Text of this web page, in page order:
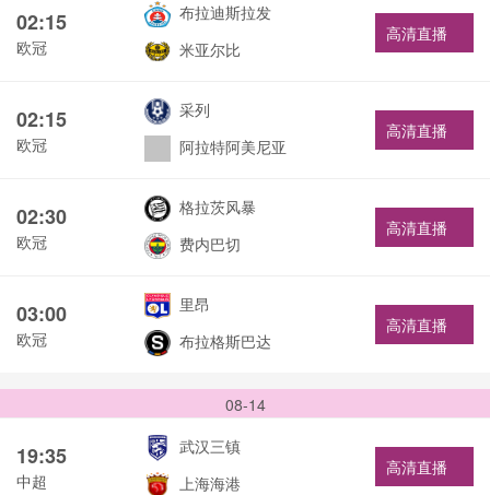
02:15
欧冠
布拉迪斯拉发
米亚尔比
高清直播
02:15
欧冠
采列
阿拉特阿美尼亚
高清直播
02:30
欧冠
格拉茨风暴
费内巴切
高清直播
03:00
欧冠
里昂
布拉格斯巴达
高清直播
08-14
19:35
中超
武汉三镇
上海海港
高清直播